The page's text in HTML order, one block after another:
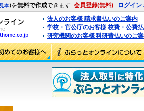
見本)を無料で作成できます 会員登録(無料) ログイン
法人のお客様 請求書払いのご案内
学校・官公庁のお客様 校費・公費
研究機関のお客様 科研費払いのご